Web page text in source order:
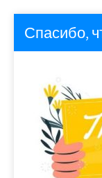
Спасибо,